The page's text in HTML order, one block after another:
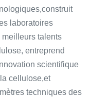
laboratoires
talents
entreprend
scientifique
cellulose,et
techniques des